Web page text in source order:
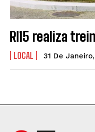
RI15 realiza
LOCAL 31 De